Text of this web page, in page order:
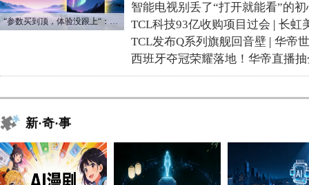
“参数买到顶，体验没跟上“：长虹追光Q70S给高端电视打了个样
智能电视别丢了“打开就能看”的初
TCL科技93亿收购项目过会 | 长虹
TCL发布Q系列旗舰回音壁 | 华帝
西班牙夺冠荣耀落地！华帝直播
新·奇·事